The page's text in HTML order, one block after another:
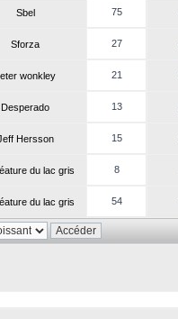
Sbel 75
Sforza 27
wonkley 21
Desperado 13
Hersson 15
du lac gris 8
du lac gris 54